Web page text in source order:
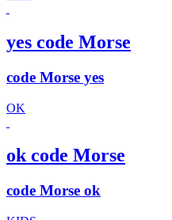
yes code Morse
code Morse yes
OK
ok code Morse
code Morse ok